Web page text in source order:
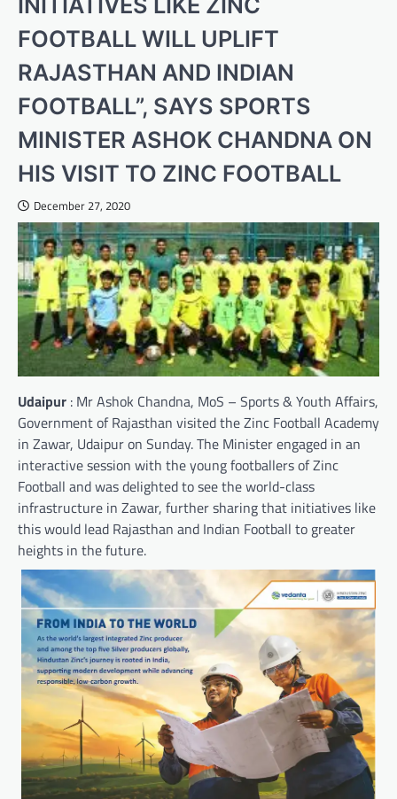
FOOTBALL WILL UPLIFT
RAJASTHAN AND INDIAN
FOOTBALL”, SAYS SPORTS
MINISTER ASHOK CHANDNA ON
HIS VISIT TO ZINC FOOTBALL
December 27, 2020
Udaipur : Mr Ashok Chandna, MoS – Sports & Youth Affairs,
Government of Rajasthan visited the Zinc Football Academy
in Zawar, Udaipur on Sunday. The Minister engaged in an
interactive session with the young footballers of Zinc
Football and was delighted to see the world-class
infrastructure in Zawar, further sharing that initiatives like
this would lead Rajasthan and Indian Football to greater
heights in the future.